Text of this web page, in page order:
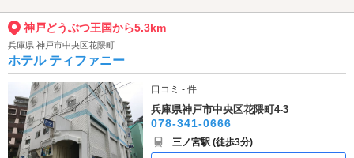
神戸どうぶつ王国から5.3km
兵庫県 神戸市中央区花隈町
ホテル ティファニー
口コミ - 件
兵庫県神戸市中央区花隈町4-3
078-341-0666
三ノ宮駅 (徒歩3分)